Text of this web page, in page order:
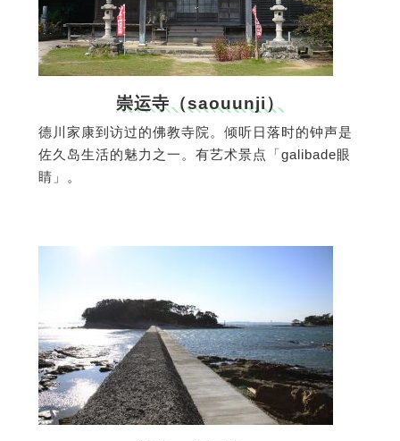
崇运寺（saouunji）
德川家康到访过的佛教寺院。倾听日落时的钟声是
佐久岛生活的魅力之一。有艺术景点「galibade眼
睛」。